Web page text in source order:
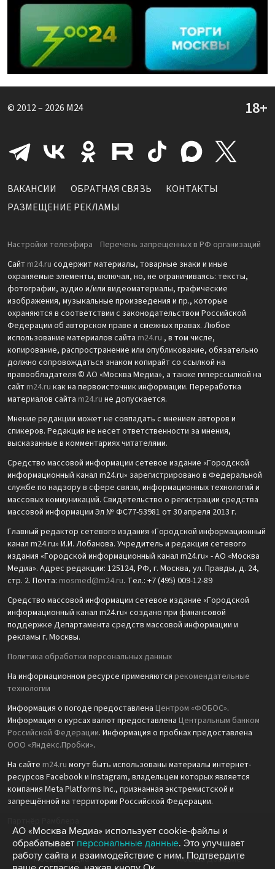
© 2012 – 2026 M24
ВАКАНСИИ ОБРАТНАЯ СВЯЗЬ
КОНТАКТЫ
РАЗМЕЩЕНИЕ РЕКЛАМЫ
Настройки телеэфира
Перечень запрещенных в РФ организаций
Сайт m24.ru содержит материалы, товарные знаки и иные
охраняемые элементы, включая, но, не ограничиваясь: тексты,
фотографии, аудио и/или видеоматериалы, графические
изображения, музыкальные произведения и пр., которые
охраняются в соответствии с законодательством Российской
Федерации об авторском праве и смежных правах. Любое
использование материалов сайта m24.ru , в том числе,
копирование, распространение или опубликование, обязательно
должно сопровождаться знаком копирайт со ссылкой на
правообладателя © АО «Москва Медиа», а также гиперссылкой на
сайт m24.ru как на первоисточник информации. Переработка
материалов сайта m24.ru не допускается.
Мнение редакции может не совпадать с мнением авторов и
спикеров. Редакция не несет ответственности за мнения,
высказанные в комментариях читателями.
Средство массовой информации сетевое издание «Городской
информационный канал m24.ru» зарегистрировано в Федеральной
службе по надзору в сфере связи, информационных технологий и
массовых коммуникаций. Свидетельство о регистрации средства
массовой информации Эл № ФС77-53981 от 30 апреля 2013 г.
Главный редактор сетевого издания «Городской информационный
канал m24.ru» И.И. Лобанова. Учредитель и редакция сетевого
издания «Городской информационный канал m24.ru» - АО «Москва
Медиа». Адрес редакции: 125124, РФ, г. Москва, ул. Правды, д. 24,
стр. 2. Почта: mosmed@m24.ru. Тел.: +7 (495) 009-12-89
Средство массовой информации сетевое издание «Городской
информационный канал m24.ru» создано при финансовой
поддержке Департамента средств массовой информации и
рекламы г. Москвы.
Политика обработки персональных данных
На информационном ресурсе применяются рекомендательные
технологии
Информация о погоде предоставлена Центром «ФОБОС».
Информация о курсах валют предоставлена Центральным банком
Российской Федерации. Информация о пробках предоставлена
ООО «Яндекс.Пробки».
На сайте m24.ru могут быть использованы материалы интернет-
ресурсов Facebook и Instagram, владельцем которых является
компания Meta Platforms Inc., признанная экстремистской и
запрещённой на территории Российской Федерации.
Москва Медиа Москва 24
Москва Доверие
АО «Москва Медиа» использует cookie-файлы и
обрабатывает персональные данные. Это улучшает
работу сайта и взаимодействие с ним. Подтвердите